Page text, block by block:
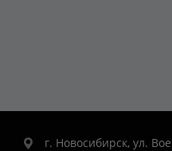
г. Новосибирск, ул.